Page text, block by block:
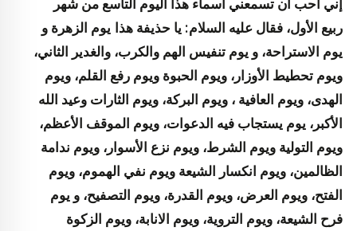
إني أحب أن تسمعني أسماء هذا اليوم التاسع من شهر
ربيع الأول، فقال عليه السلام: يا حذيفة هذا يوم الزهرة و
يوم الاستراحة، و يوم تنفيس الهم والكرب، والغدير الثاني،
ويوم تحطيط الأوزار، ويوم الحبوة ويوم رفع القلم، ويوم
الهدى، ويوم العافية ، ويوم البركة، ويوم الثارات وعيد الله
الأكبر، يوم يستجاب فيه الدعوات، ويوم الموقف الأعظم،
ويوم التولية ويوم الشرط، ويوم نزع الأسوار، ويوم ندامة
الظالمين، ويوم انكسار الشيعة ويوم نفي الهموم، ويوم
الفتح، ويوم العرض، ويوم القدرة، ويوم التصفيح، و يوم
فرح الشيعة، ويوم التروية، ويوم الانابة، ويوم الزكوة